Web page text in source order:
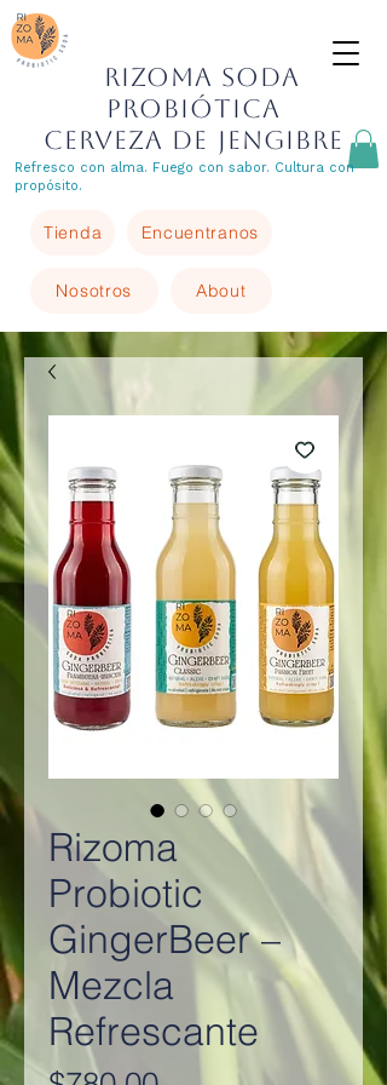
Rizoma Soda
Probiótica
cerveza de jengibre
Refresco con alma. Fuego con sabor. Cultura con
propósito.
Tienda Encuentranos
Nosotros About
Rizoma
Probiotic
GingerBeer –
Mezcla
Refrescante